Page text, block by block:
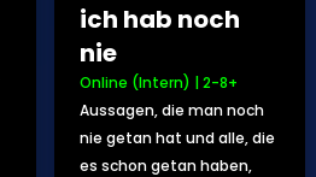
ich hab noch
nie
Online (Intern) | 2-8+
Aussagen, die man noch
nie getan hat und alle, die
es schon getan haben,